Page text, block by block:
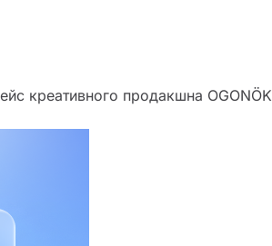
креативного продакшна OGONÖK